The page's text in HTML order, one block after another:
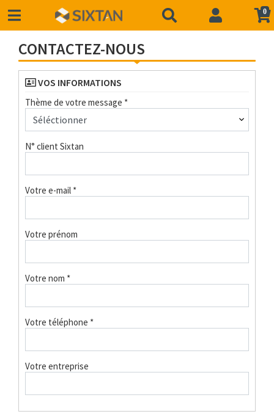
0
CONTACTEZ-NOUS
VOS INFORMATIONS
Thème de votre message *
N° client Sixtan
Votre e-mail *
Votre prénom
Votre nom *
Votre téléphone *
Votre entreprise